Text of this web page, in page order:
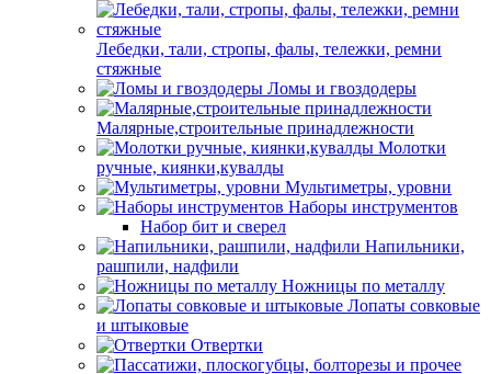
Лебедки, тали, стропы, фалы, тележки, ремни
стяжные
Ломы и гвоздодеры
Малярные,строительные принадлежности
Молотки
ручные, киянки,кувалды
Мультиметры, уровни
Наборы инструментов
Набор бит и сверел
Напильники,
рашпили, надфили
Ножницы по металлу
Лопаты совковые
и штыковые
Отвертки